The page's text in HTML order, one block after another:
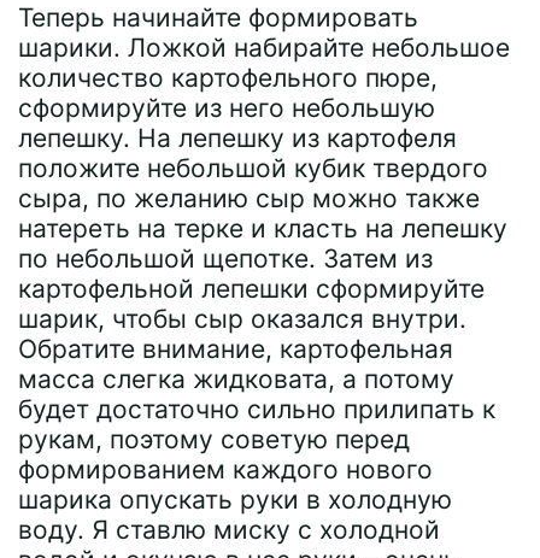
Теперь начинайте формировать
шарики. Ложкой набирайте небольшое
количество картофельного пюре,
сформируйте из него небольшую
лепешку. На лепешку из картофеля
положите небольшой кубик твердого
сыра, по желанию сыр можно также
натереть на терке и класть на лепешку
по небольшой щепотке. Затем из
картофельной лепешки сформируйте
шарик, чтобы сыр оказался внутри.
Обратите внимание, картофельная
масса слегка жидковата, а потому
будет достаточно сильно прилипать к
рукам, поэтому советую перед
формированием каждого нового
шарика опускать руки в холодную
воду. Я ставлю миску с холодной